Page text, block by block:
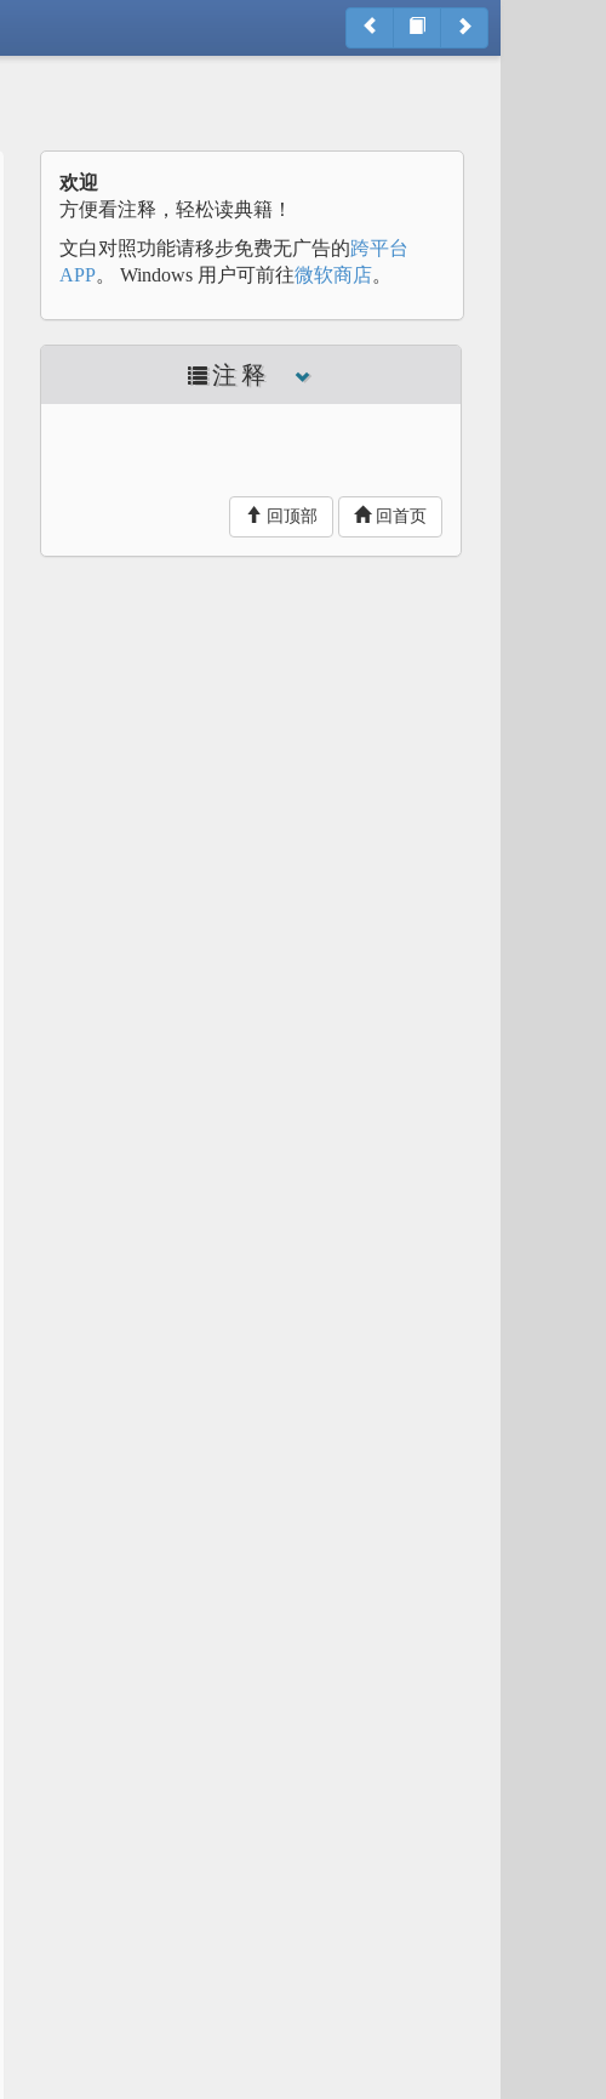
欢迎
方便看注释，轻松读典籍！
文白对照功能请移步免费无广告的跨平台
APP。 Windows 用户可前往微软商店。
注释
回顶部 回首页